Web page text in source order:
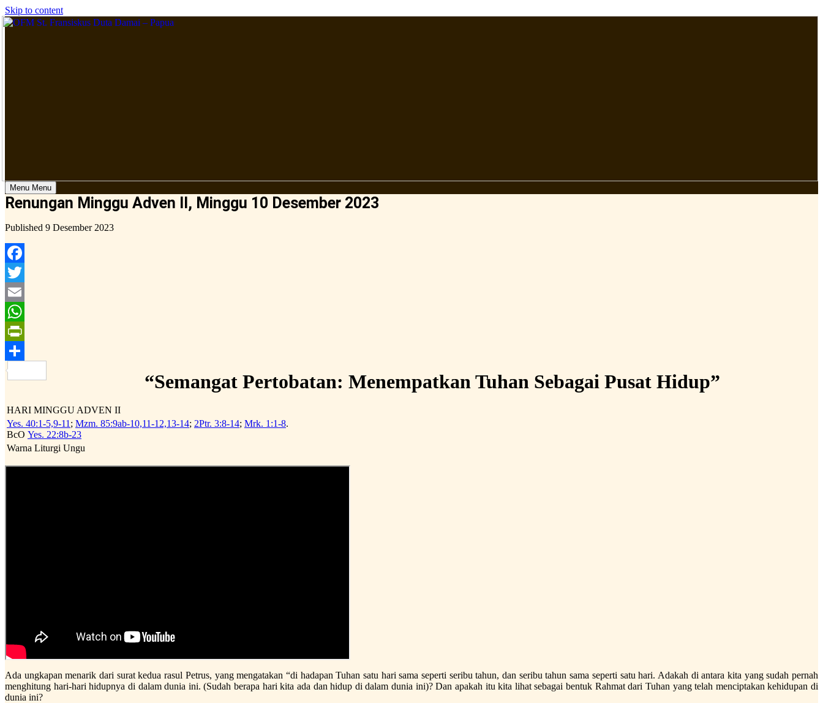
Skip to content
Menu Menu
Renungan Minggu Adven II, Minggu 10 Desember 2023
Published 9 Desember 2023
Facebook
Twitter
Email
WhatsApp
PrintFriendly
“Semangat Pertobatan: Menempatkan Tuhan Sebagai Pusat Hidup”
HARI MINGGU ADVEN II
Yes. 40:1-5,9-11 ; Mzm. 85:9ab-10,11-12,13-14; 2Ptr. 3:8-14; Mrk. 1:1-8.
BcO Yes. 22:8b-23
Warna Liturgi Ungu
Ada ungkapan menarik dari surat kedua rasul Petrus, yang mengatakan “di hadapan Tuhan satu hari sama seperti seribu tahun, dan seribu tahun sama seperti satu hari. Adakah di antara kita yang sudah pernah
menghitung hari-hari hidupnya di dalam dunia ini. (Sudah berapa hari kita ada dan hidup di dalam dunia ini)? Dan apakah itu kita lihat sebagai bentuk Rahmat dari Tuhan yang telah menciptakan kehidupan di
dunia ini?